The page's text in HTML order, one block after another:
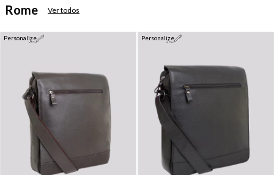
Rome Ver todos
Personalize Personalize